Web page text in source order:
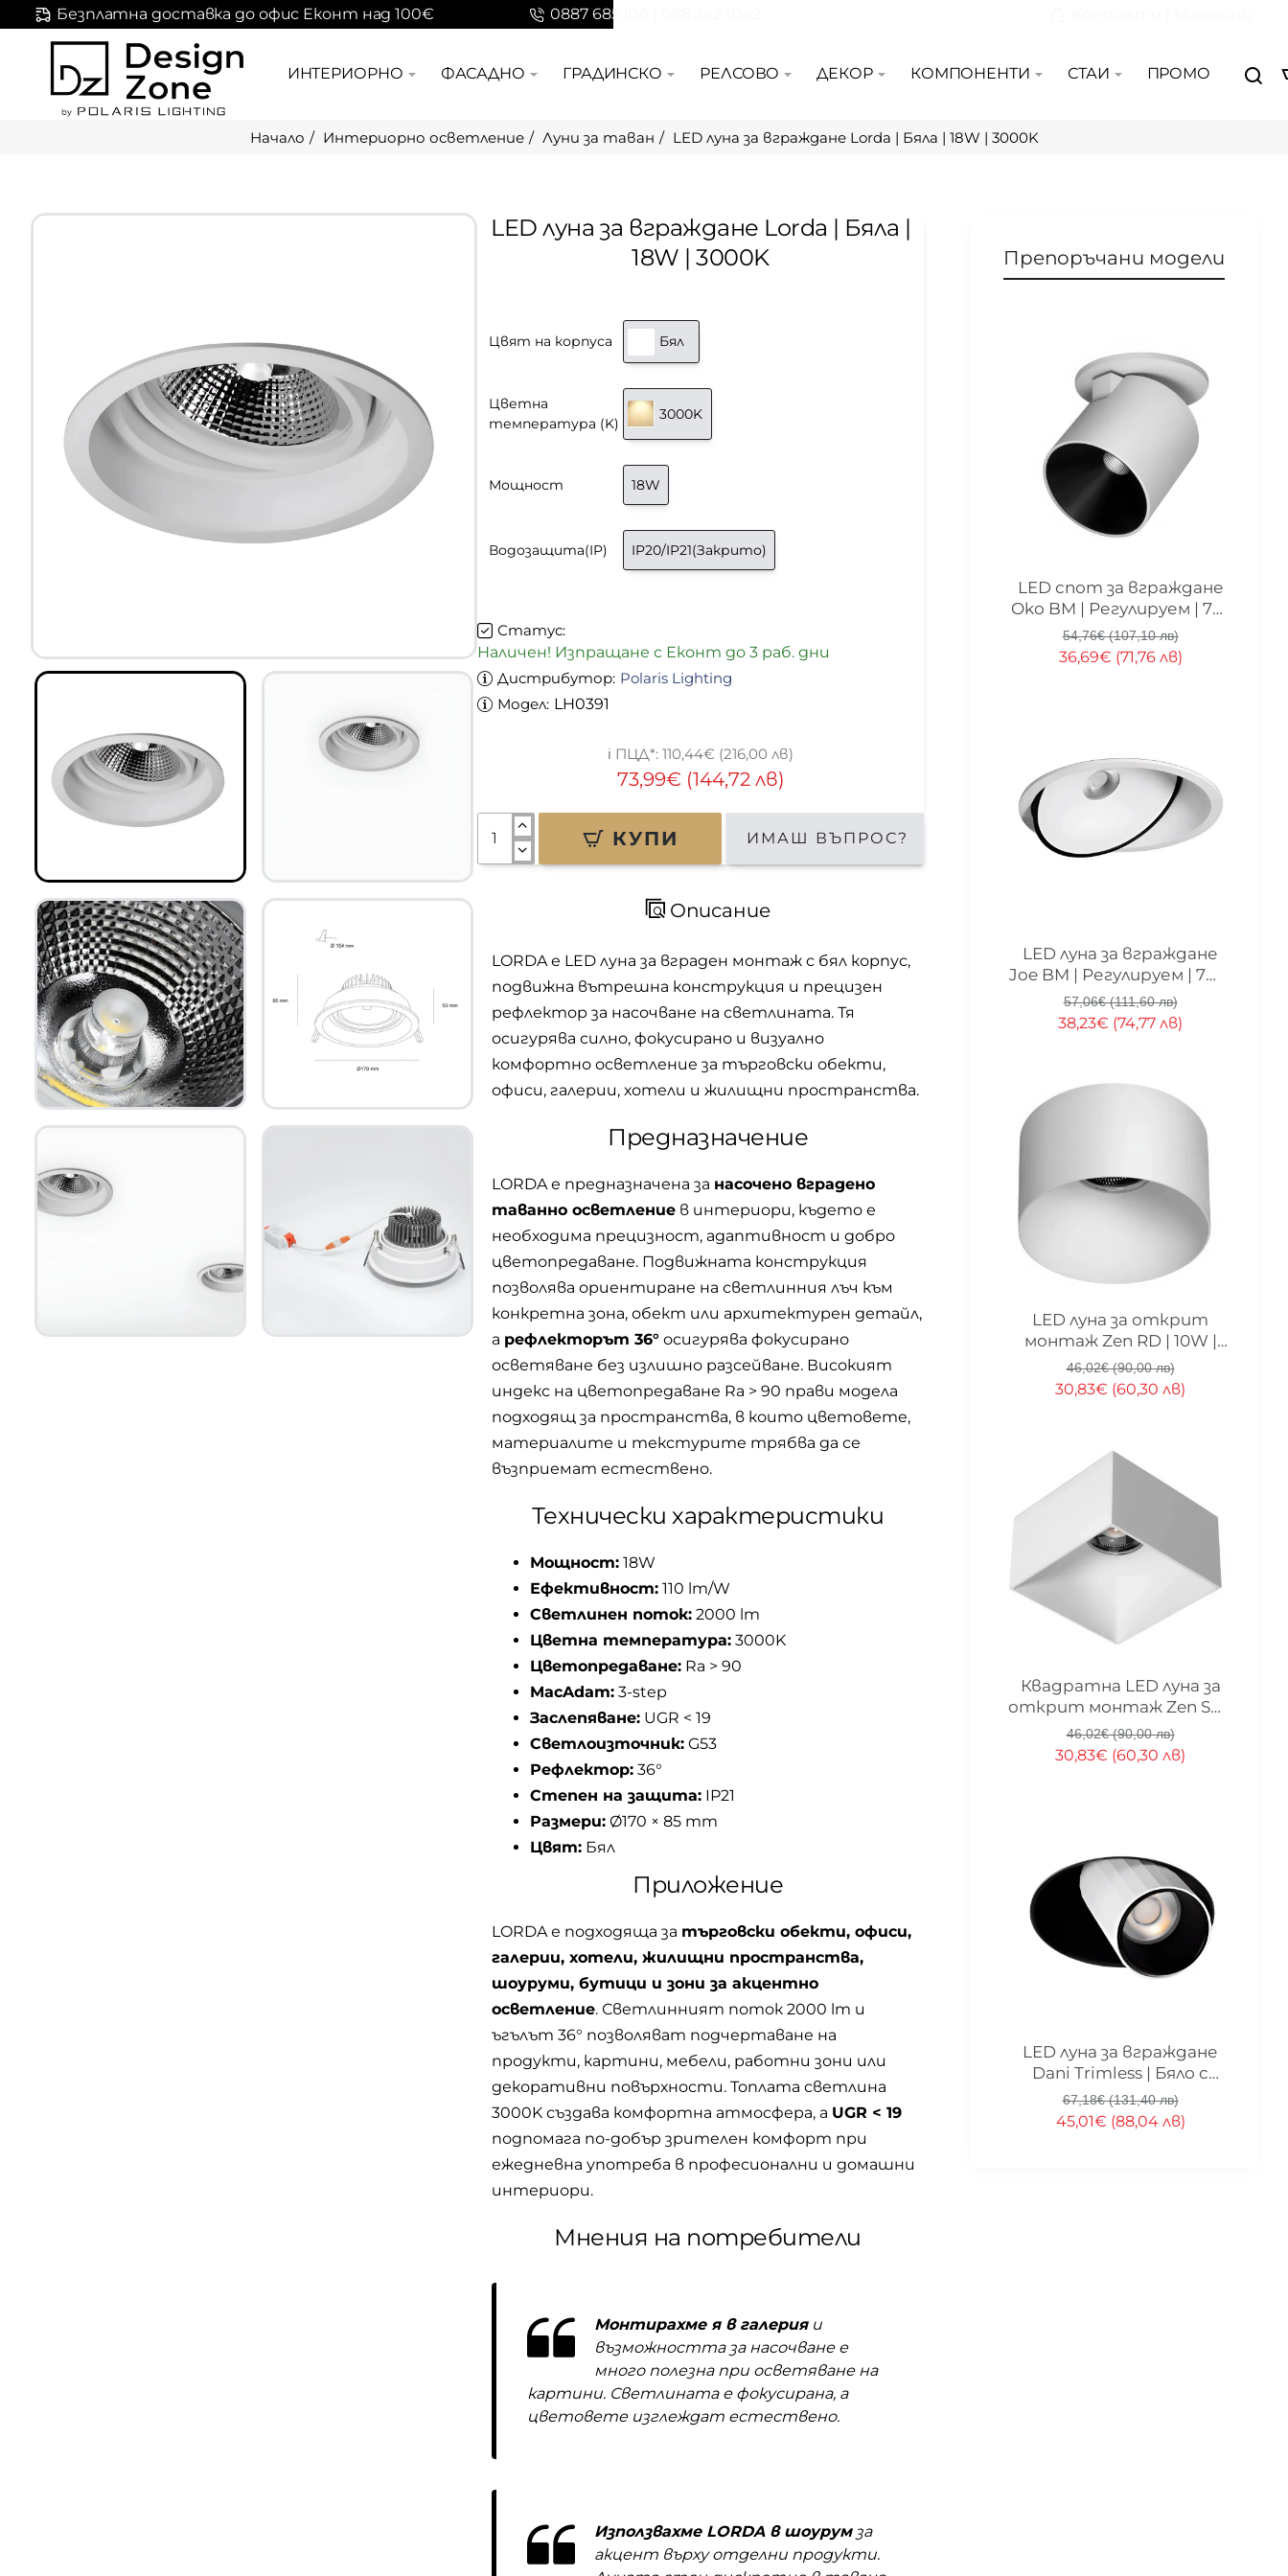
Безплатна доставка до офис Еконт над 100€ 0887 685 106 | 088 242 1042
ИНТЕРИОРНО ФАСАДНО ГРАДИНСКО РЕЛСОВО ДЕКОР КОМПОНЕНТИ СТАИ ПРОМО
Интериорно осветление Луни за таван LED луна за вграждане Lorda | Бяла | 18W | 3000K
-33%
LED луна за вграждане Lorda | Бяла |
18W | 3000K
Статус:
Наличен! Изпращане с Еконт до 3 раб. дни
Дистрибутор: Polaris Lighting
Модел: LH0391
73,99€ (144,72 лв)
110,44€ (216,00 лв)
Цвят на корпуса Бял
Цветна
температура (K)
3000K
Мощност 18W
Водозащита(IP) IP20/IP21(Закрито)
КУПИ ИМАШ ВЪПРОС?
Описание
LORDA е LED луна за вграден монтаж с бял корпус,
подвижна вътрешна конструкция и прецизен
рефлектор за насочване на светлината. Тя
осигурява силно, фокусирано и визуално
комфортно осветление за търговски обекти,
офиси, галерии, хотели и жилищни пространства.
Предназначение
LORDA е предназначена за насочено вградено
таванно осветление в интериори, където е
необходима прецизност, адаптивност и добро
цветопредаване. Подвижната конструкция
позволява ориентиране на светлинния лъч към
конкретна зона, обект или архитектурен детайл,
а рефлекторът 36° осигурява фокусирано
осветяване без излишно разсейване. Високият
индекс на цветопредаване Ra > 90 прави модела
подходящ за пространства, в които цветовете,
материалите и текстурите трябва да се
възприемат естествено.
Технически характеристики
Мощност: 18W
Ефективност: 110 lm/W
Светлинен поток: 2000 lm
Цветна температура: 3000K
Цветопредаване: Ra > 90
MacAdam: 3-step
Заслепяване: UGR < 19
Светлоизточник: G53
Рефлектор: 36°
Степен на защита: IP21
Размери: Ø170 × 85 mm
Цвят: Бял
Приложение
LORDA е подходяща за търговски обекти, офиси,
галерии, хотели, жилищни пространства,
шоуруми, бутици и зони за акцентно
осветление. Светлинният поток 2000 lm и
ъгълът 36° позволяват подчертаване на
продукти, картини, мебели, работни зони или
декоративни повърхности. Топлата светлина
3000K създава комфортна атмосфера, а UGR < 19
подпомага по-добър зрителен комфорт при
ежедневна употреба в професионални и домашни
интериори.
Мнения на потребители
Монтирахме я в галерияи
възможността за насочване е
много полезна при осветяване на
картини. Светлината е фокусирана, а
цветовете изглеждат естествено.
Използвахме LORDA в шоурумза
акцент върху отделни продукти.
Препоръчани модели
-33%
LED спот за вграждане
Oko BM | Регулируем | 7W
| 3000K
36,69€ (71,76 лв)
54,76€ (107,10 лв)
-33%
LED луна за вграждане
Joe BM | Регулируем | 7W |
3000K
38,23€ (74,77 лв)
57,06€ (111,60 лв)
-33%
LED луна за открит
монтаж Zen RD | 10W |
3000K
30,83€ (60,30 лв)
46,02€ (90,00 лв)
-33%
Квадратна LED луна за
открит монтаж Zen SQ |
10W | 3000K
30,83€ (60,30 лв)
46,02€ (90,00 лв)
-33%
LED луна за вграждане
Dani Trimless | Бяло с
черно | 7W | 3000K
45,01€ (88,04 лв)
67,18€ (131,40 лв)